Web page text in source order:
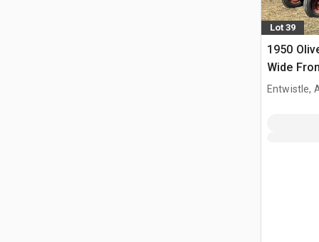
Lot 39
1950
Wide
collection
Entwistle,